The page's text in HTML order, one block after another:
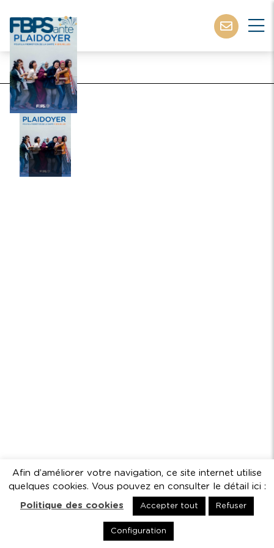
Afin d’améliorer votre navigation, ce site internet utilise
quelques cookies. Vous pouvez en consulter le détail ici :
Politique des cookies Accepter tout Refuser
Configuration